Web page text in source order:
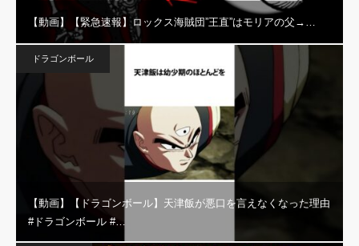
【動画】【緊急速報】ロックス海賊団”王直”はモリアの父→…
ドラゴンボール
【動画】【ドラゴンボール】天津飯が悪口を言えなくなった理由
#ドラゴンボール #…